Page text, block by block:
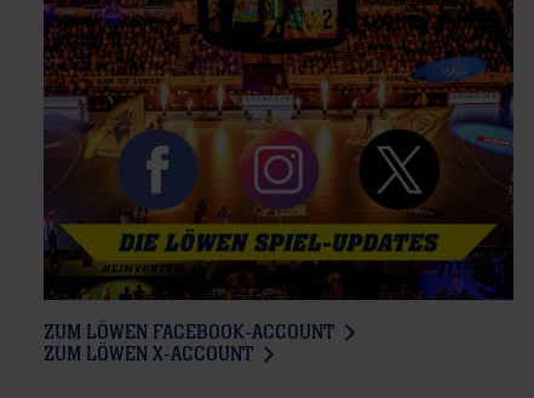
ZUM LÖWEN FACEBOOK-ACCOUNT
ZUM LÖWEN X-ACCOUNT